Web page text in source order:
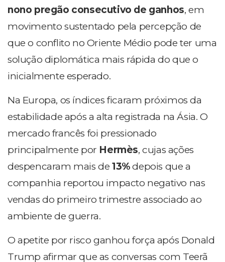
nono pregão consecutivo de ganhos, em
movimento sustentado pela percepção de
que o conflito no Oriente Médio pode ter uma
solução diplomática mais rápida do que o
inicialmente esperado.
Na Europa, os índices ficaram próximos da
estabilidade após a alta registrada na Ásia. O
mercado francês foi pressionado
principalmente por Hermès, cujas ações
despencaram mais de13%depois que a
companhia reportou impacto negativo nas
vendas do primeiro trimestre associado ao
ambiente de guerra.
O apetite por risco ganhou força após Donald
Trump afirmar que as conversas com Teerã